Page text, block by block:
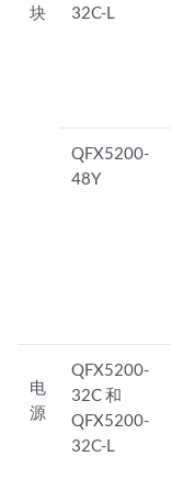
块
32C-L
QFX5200-
48Y
电
源
QFX5200-
32C 和
QFX5200-
32C-L